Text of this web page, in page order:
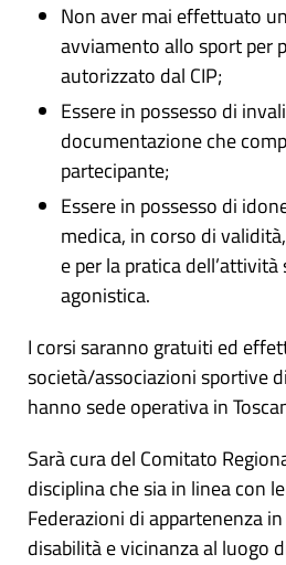
Non aver mai effettuato
avviamento allo sport per
autorizzato dal CIP;
Essere in possesso di
documentazione che
partecipante;
Essere in possesso di
medica, in corso di
e per la pratica
agonistica.
I corsi saranno gratuiti ed
società/associazioni sportive
hanno sede operativa in
Sarà cura del Comitato
disciplina che sia in linea con
Federazioni di appartenenza
disabilità e vicinanza al luogo